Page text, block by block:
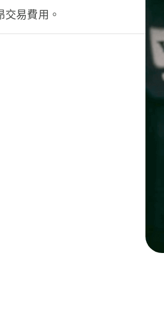
易費用。